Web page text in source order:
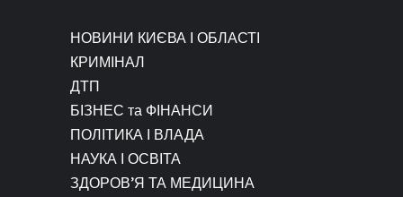
НОВИНИ КИЄВА І ОБЛАСТІ
КРИМІНАЛ
ДТП
БІЗНЕС та ФІНАНСИ
ПОЛІТИКА І ВЛАДА
НАУКА І ОСВІТА
ЗДОРОВ’Я ТА МЕДИЦИНА